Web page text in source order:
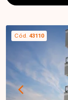
Cód. 43110